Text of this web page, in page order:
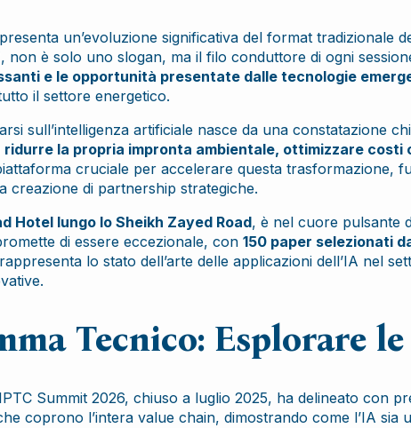
un’evoluzione significativa del format tradizionale
, non è solo uno slogan, ma il filo conduttore di ogni
e le opportunità presentate dalle tecnologie
il settore energetico.
sull’intelligenza artificiale nasce da una constatazione
ridurre la propria impronta ambientale, ottimizzare
cruciale per accelerare questa trasformazione,
creazione di partnership strategiche.
Hotel lungo lo Sheikh Zayed Road, è nel cuore pulsante
di essere eccezionale, con 150 paper selezionati
lo stato dell’arte delle applicazioni dell’IA nel
Tecnico: Esplorare
Summit 2026, chiuso a luglio 2025, ha delineato con
coprono l’intera value chain, dimostrando come l’IA sia